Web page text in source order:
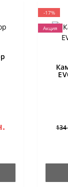
-17%
Акция
134